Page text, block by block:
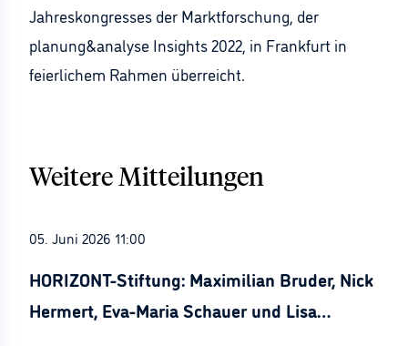
Jahreskongresses der Marktforschung, der
planung&analyse Insights 2022, in Frankfurt in
feierlichem Rahmen überreicht.
Weitere Mitteilungen
05. Juni 2026 11:00
HORIZONT-Stiftung: Maximilian Bruder, Nick
Hermert, Eva-Maria Schauer und Lisa